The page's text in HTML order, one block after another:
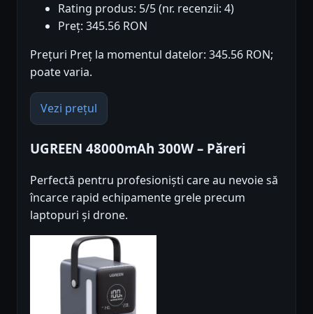
Rating produs: 5/5 (nr. recenzii: 4)
Preț: 345.56 RON
Prețuri Preț la momentul datelor: 345.56 RON;
poate varia.
Vezi prețul
UGREEN 48000mAh 300W – Păreri
Perfectă pentru profesioniști care au nevoie să
încarce rapid echipamente grele precum
laptopuri și drone.